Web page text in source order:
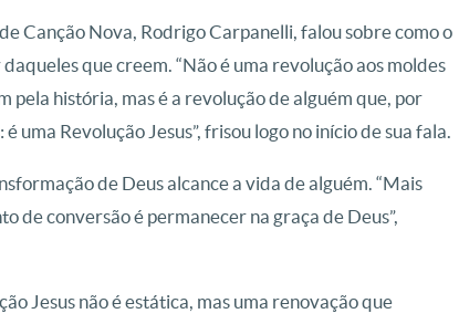
Canção Nova, Rodrigo Carpanelli, falou sobre como o
que creem. “Não é uma revolução aos moldes
pela história, mas é a revolução de alguém que, por
uma Revolução Jesus”, frisou logo no início de sua fala.
de Deus alcance a vida de alguém. “Mais
de conversão é permanecer na graça de Deus”,
Jesus não é estática, mas uma renovação que